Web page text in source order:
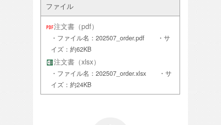
ファイル
注文書（pdf）
・ファイル名：202507_order.pdf ・サ
イズ：約62KB
注文書（xlsx）
・ファイル名：202507_order.xlsx ・サ
イズ：約24KB